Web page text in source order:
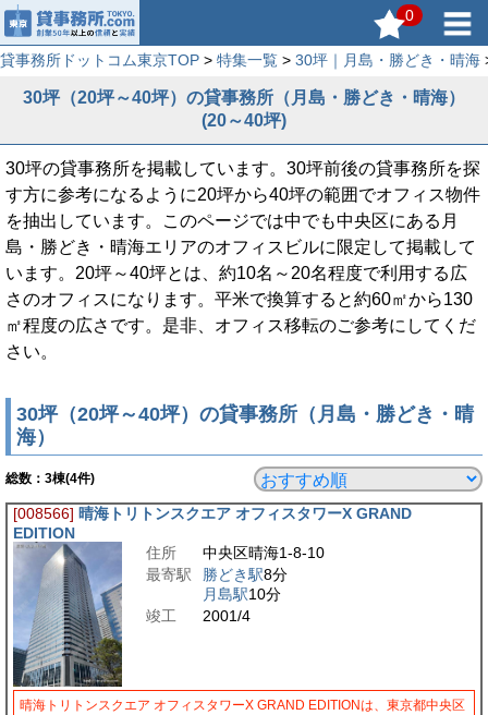
0
貸事務所ドットコム東京TOP > 特集一覧 > 30坪｜月島・勝どき・晴海
30坪（20坪～40坪）の貸事務所（月島・勝どき・晴海）
(20～40坪)
30坪の貸事務所を掲載しています。30坪前後の貸事務所を探
す方に参考になるように20坪から40坪の範囲でオフィス物件
を抽出しています。このページでは中でも中央区にある月
島・勝どき・晴海エリアのオフィスビルに限定して掲載して
います。20坪～40坪とは、約10名～20名程度で利用する広
さのオフィスになります。平米で換算すると約60㎡から130
㎡程度の広さです。是非、オフィス移転のご参考にしてくだ
さい。
30坪（20坪～40坪）の貸事務所（月島・勝どき・晴
海）
総数： 3棟(4件)
[008566] 晴海トリトンスクエア オフィスタワーX GRAND
EDITION
住所
中央区晴海1-8-10
最寄駅
勝どき駅8分
月島駅10分
竣工
2001/4
晴海トリトンスクエア オフィスタワーX GRAND EDITIONは、東京都中央区